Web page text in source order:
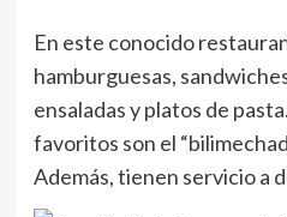
En este conocido
hamburguesas,
ensaladas y platos de
favoritos son el
Además, tienen servicio a